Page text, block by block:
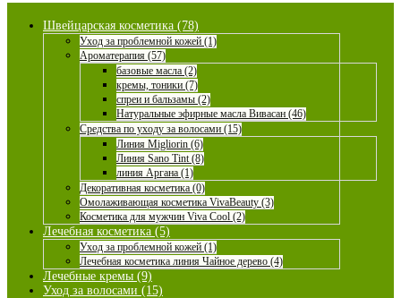
Швейцарская косметика (78)
Уход за проблемной кожей (1)
Ароматерапия (57)
базовые масла (2)
кремы, тоники (7)
спреи и бальзамы (2)
Натуральные эфирные масла Вивасан (46)
Средства по уходу за волосами (15)
Линия Migliorin (6)
Линия Sano Tint (8)
линия Аргана (1)
Декоративная косметика (0)
Омолаживающая косметика VivaBeauty (3)
Косметика для мужчин Viva Cool (2)
Лечебная косметика (5)
Уход за проблемной кожей (1)
Лечебная косметика линия Чайное дерево (4)
Лечебные кремы (9)
Уход за волосами (15)